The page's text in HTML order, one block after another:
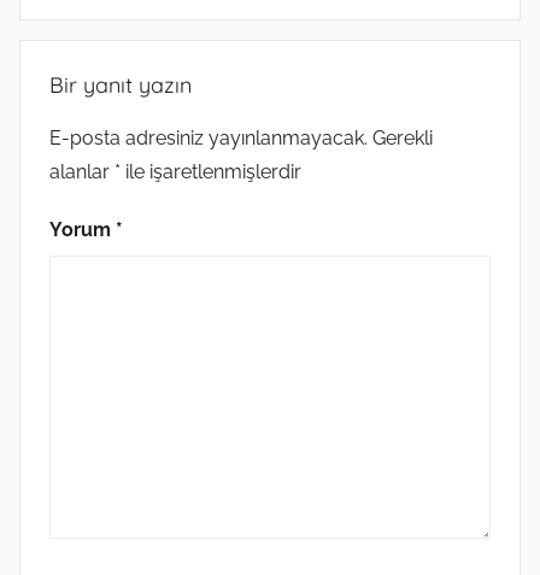
Bir yanıt yazın
E-posta adresiniz yayınlanmayacak. Gerekli
alanlar * ile işaretlenmişlerdir
Yorum *